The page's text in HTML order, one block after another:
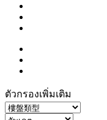
ตัวกรองเพิ่มเติม